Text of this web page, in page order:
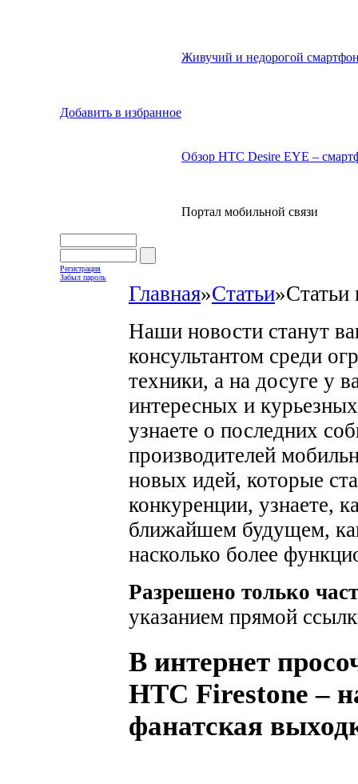
Добавить в избранное
Живучий и недорогой
Обзор HTC Desire EYE –
Портал мобильной связи
Регистрация
Забыл пароль
Главная»Статьи»Статьи
Наши новости станут
консультантом среди
техники, а на досуге у
интересных и
узнаете о последних
производителей
новых идей, которые
конкуренции, узнаете,
ближайшем будущем,
насколько более
Разрешено только
указанием прямой
В интернет
HTC Firestone –
фанатская